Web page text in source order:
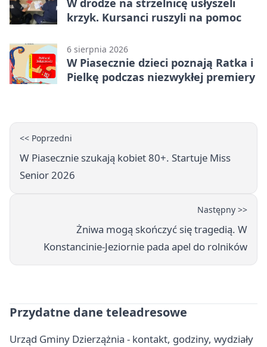
W drodze na strzelnicę usłyszeli
krzyk. Kursanci ruszyli na pomoc
6 sierpnia 2026
W Piasecznie dzieci poznają Ratka i
Pielkę podczas niezwykłej premiery
<< Poprzedni
W Piasecznie szukają kobiet 80+. Startuje Miss
Senior 2026
Następny >>
Żniwa mogą skończyć się tragedią. W
Konstancinie-Jeziornie pada apel do rolników
Przydatne dane teleadresowe
Urząd Gminy Dzierzążnia - kontakt, godziny, wydziały